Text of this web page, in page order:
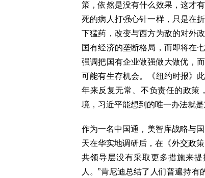
策，依然是没有什么效果，这才
死的病人打强心针一样，只是在
下猛药，改变与西方为敌的对外
国有经济的垄断格局，而即将在
强调把国有企业做强做大做优，
可能有生存机会。《纽约时报》
年来反复无常、不负责任的政策
境，习近平能想到的唯一办法就是
作为一名中国通，美智库战略与
天在华实地调研后，在《外交政
共领导层没有采取更多措施来
人。”肯尼迪总结了人们普遍持有